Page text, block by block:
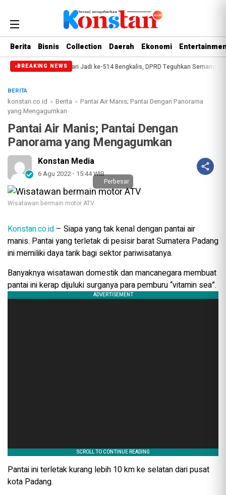
Berita Bisnis Collection Daerah Ekonomi
BREAKING NEWS
Paripurna Hari Jadi ke-514 Bengkalis, DPRD Teguhkan Semangat
BERITA
konstan.co.id » Berita » Pantai Air Manis; Pantai Dengan Panorama
yang Mengagumkan
Pantai Air Manis; Pantai Dengan
Panorama yang Mengagumkan
Konstan Media
6 Agu 2022 - 15:44 WIB
Perbesar
Wisatawan bermain motor ATV
Konstan.co.id – Siapa yang tak kenal dengan pantai air
manis. Pantai yang terletak di pesisir barat Sumatera Padang
ini memiliki daya tarik bagi sektor pariwisatanya.
Banyaknya wisatawan domestik dan mancanegara membuat
pantai ini kerap dijuluki surganya para pemburu “vitamin sea”.
Pantai ini terletak kurang lebih 10 km ke selatan dari pusat
kota Padang.